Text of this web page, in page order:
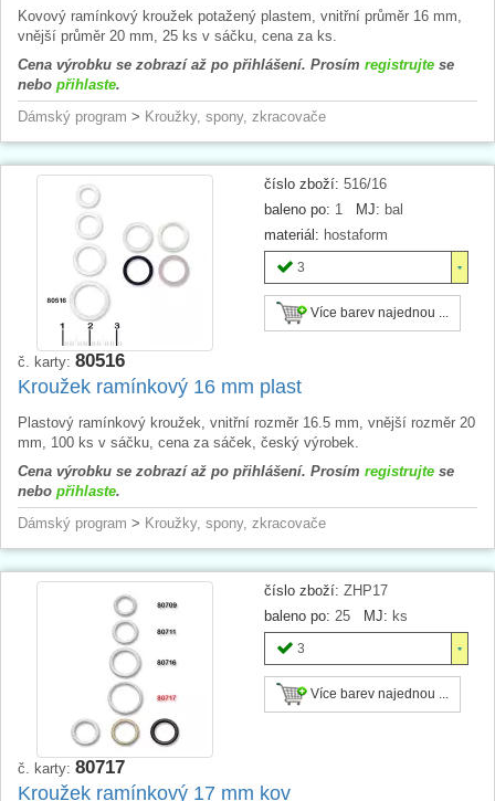
Kovový ramínkový kroužek potažený plastem, vnitřní průměr 16 mm,
vnější průměr 20 mm, 25 ks v sáčku, cena za ks.
Cena výrobku se zobrazí až po přihlášení. Prosím registrujte se
nebo přihlaste.
Dámský program > Kroužky, spony, zkracovače
číslo zboží: 516/16
baleno po: 1 MJ: bal
materiál: hostaform
3
Více barev najednou ...
č. karty: 80516
Kroužek ramínkový 16 mm plast
Plastový ramínkový kroužek, vnitřní rozměr 16.5 mm, vnější rozměr 20
mm, 100 ks v sáčku, cena za sáček, český výrobek.
Cena výrobku se zobrazí až po přihlášení. Prosím registrujte se
nebo přihlaste.
Dámský program > Kroužky, spony, zkracovače
číslo zboží: ZHP17
baleno po: 25 MJ: ks
3
Více barev najednou ...
č. karty: 80717
Kroužek ramínkový 17 mm kov